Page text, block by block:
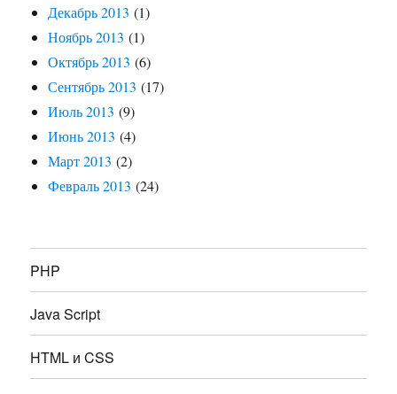
Декабрь 2013 (1)
Ноябрь 2013 (1)
Октябрь 2013 (6)
Сентябрь 2013 (17)
Июль 2013 (9)
Июнь 2013 (4)
Март 2013 (2)
Февраль 2013 (24)
PHP
Java Script
HTML и CSS